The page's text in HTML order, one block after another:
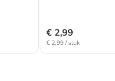
€ 2,99
€ 2,99 / stuk